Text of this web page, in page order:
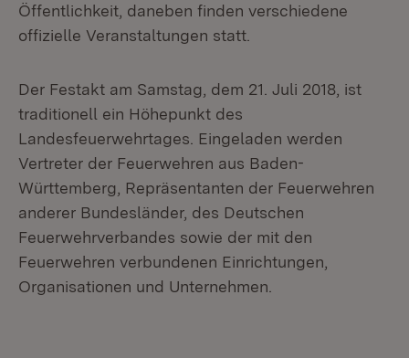
Öffentlichkeit, daneben finden verschiedene
offizielle Veranstaltungen statt.
Der Festakt am Samstag, dem 21. Juli 2018, ist
traditionell ein Höhepunkt des
Landesfeuerwehrtages. Eingeladen werden
Vertreter der Feuerwehren aus Baden-
Württemberg, Repräsentanten der Feuerwehren
anderer Bundesländer, des Deutschen
Feuerwehrverbandes sowie der mit den
Feuerwehren verbundenen Einrichtungen,
Organisationen und Unternehmen.